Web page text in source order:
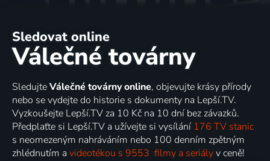
Sledovat online
Válečné továrny
SledujteVálečné továrny online, objevujte krásy přírody
nebo se vydejte do historie s dokumenty na Lepší.TV.
Vyzkoušejte Lepší.TV za 10 Kč na 10 dní bez závazků.
Předplaťte si Lepší.TV a užívejte si vysílání 176 TV stanic
s neomezeným nahráváním nebo 100 denním zpětným
zhlédnutím a videotékou s 9553 filmy a seriályv ceně!